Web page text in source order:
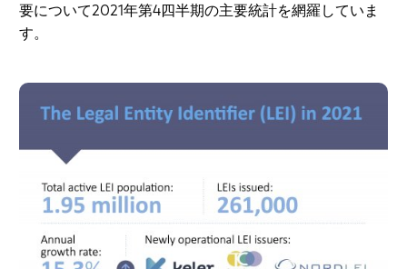
要について2021年第4四半期の主要統計を網羅していま
す。